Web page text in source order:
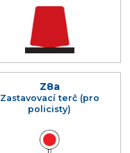
Z8a
Zastavovací terč (pro
policisty)